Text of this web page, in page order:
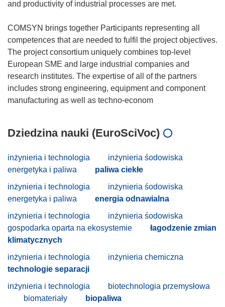
and productivity of industrial processes are met.
COMSYN brings together Participants representing all
competences that are needed to fulfil the project objectives.
The project consortium uniquely combines top-level
European SME and large industrial companies and
research institutes. The expertise of all of the partners
includes strong engineering, equipment and component
Dziedzina nauki (EuroSciVoc)
inżynieria i technologia
inżynieria śodowiska
energetyka i paliwa
paliwa ciekłe
inżynieria i technologia
inżynieria śodowiska
energetyka i paliwa
energia odnawialna
inżynieria i technologia
inżynieria śodowiska
gospodarka oparta na ekosystemie
łagodzenie zmian
klimatycznych
inżynieria i technologia
inżynieria chemiczna
technologie separacji
inżynieria i technologia
biotechnologia przemysłowa
biomateriały
biopaliwa